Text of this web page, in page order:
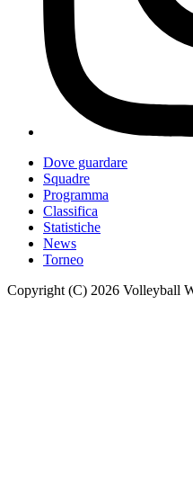
Dove guardare
Squadre
Programma
Classifica
Statistiche
News
Torneo
Copyright (C) 2026 Volleyball